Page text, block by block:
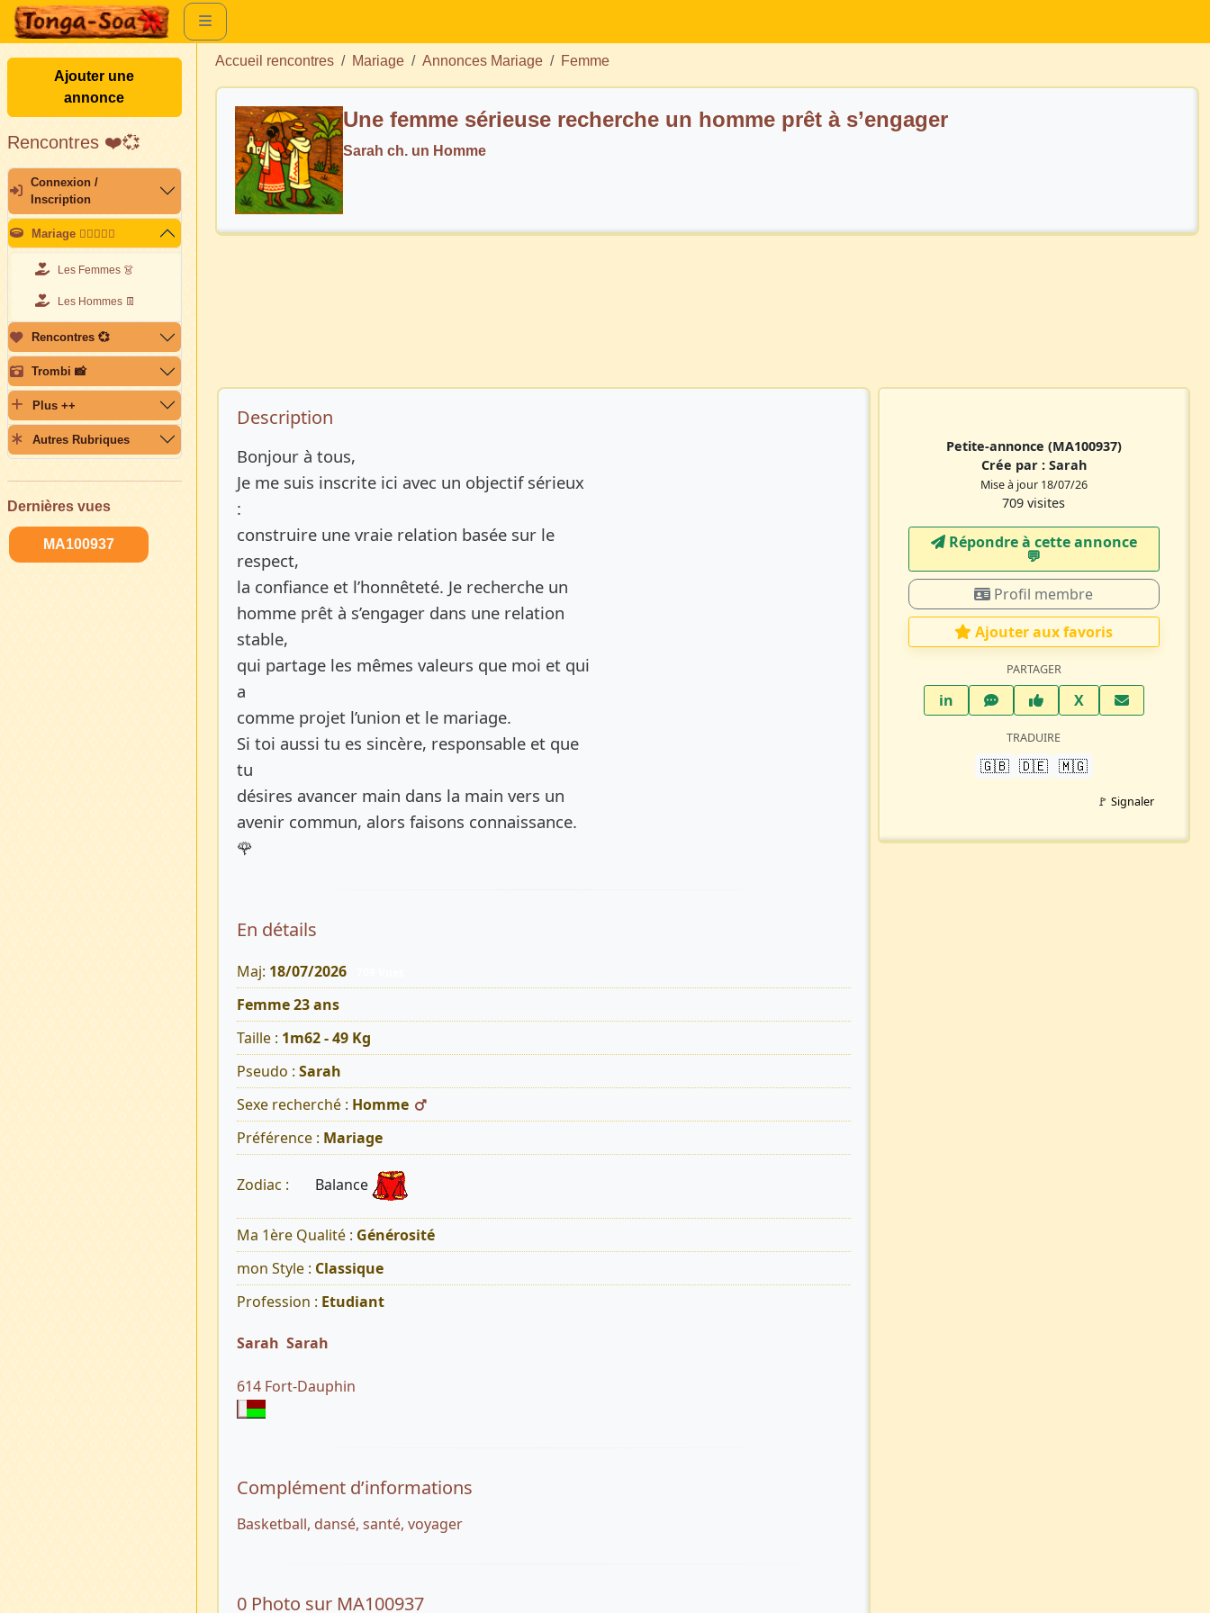
Ajouter une
annonce
Rencontres ❤️💞
Connexion /
Inscription
Mariage 👩🏽‍❤️‍👨🏽
Les Femmes 👗
Les Hommes 👖
Rencontres 💞
Trombi 📸
Plus ++
Autres Rubriques
Dernières vues
MA100937
Accueil rencontres Mariage Annonces Mariage Femme
Une femme sérieuse recherche un homme prêt à s’engager
Sarah ch. un Homme
Description de l’annonce
Description
Bonjour à tous,
Je me suis inscrite ici avec un objectif sérieux
:
construire une vraie relation basée sur le
respect,
la confiance et l’honnêteté. Je recherche un
homme prêt à s’engager dans une relation
stable,
qui partage les mêmes valeurs que moi et qui
a
comme projet l’union et le mariage.
Si toi aussi tu es sincère, responsable et que
tu
désires avancer main dans la main vers un
avenir commun, alors faisons connaissance.
🌹
En détails
Maj: 18/07/2026
Femme 23 ans
Taille : 1m62 - 49 Kg
Pseudo : Sarah
Sexe recherché : Homme
Préférence : Mariage
Zodiac : Balance
Ma 1ère Qualité : Générosité
mon Style : Classique
Profession : Etudiant
Sarah Sarah
614 Fort-Dauphin
Complément d’informations
Basketball, dansé, santé, voyager
0 Photo sur MA100937
Petite-annonce (MA100937)
Crée par : Sarah
Mise à jour 18/07/26
709 visites
Répondre à cette annonce
💬​
Profil membre
Ajouter aux favoris
PARTAGER
inLinkedInWhatsAppFacebook
XTwitter X
TRADUIRE
🇬🇧 🇩🇪 🇲🇬
🚩 Signaler